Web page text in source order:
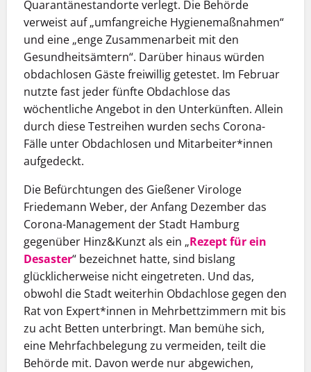
Quarantänestandorte verlegt. Die Behörde
verweist auf „umfangreiche Hygienemaßnahmen“
und eine „enge Zusammenarbeit mit den
Gesundheitsämtern“. Darüber hinaus würden
obdachlosen Gäste freiwillig getestet. Im Februar
nutzte fast jeder fünfte Obdachlose das
wöchentliche Angebot in den Unterkünften. Allein
durch diese Testreihen wurden sechs Corona-
Fälle unter Obdachlosen und Mitarbeiter*innen
aufgedeckt.
Die Befürchtungen des Gießener Virologe
Friedemann Weber, der Anfang Dezember das
Corona-Management der Stadt Hamburg
gegenüber Hinz&Kunzt als ein „Rezept für ein
Desaster“ bezeichnet hatte, sind bislang
glücklicherweise nicht eingetreten. Und das,
obwohl die Stadt weiterhin Obdachlose gegen den
Rat von Expert*innen in Mehrbettzimmern mit bis
zu acht Betten unterbringt. Man bemühe sich,
eine Mehrfachbelegung zu vermeiden, teilt die
Behörde mit. Davon werde nur abgewichen,